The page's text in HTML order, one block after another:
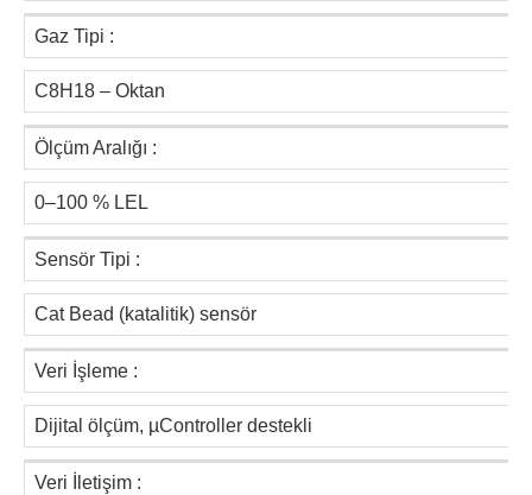
Gaz Tipi :
C8H18 – Oktan
Ölçüm Aralığı :
0–100 % LEL
Sensör Tipi :
Cat Bead (katalitik) sensör
Veri İşleme :
Dijital ölçüm, µController destekli
Veri İletişim :